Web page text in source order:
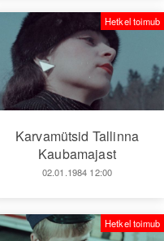
Karvamütsid Tallinna
Kaubamajast
02.01.1984 12:00
Hetkel toimub
Hetkel toimub